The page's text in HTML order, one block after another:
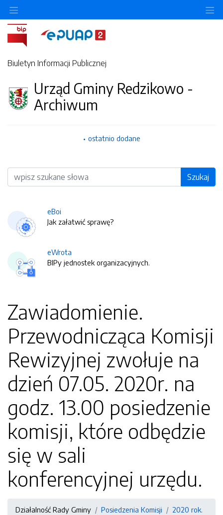
Biuletyn Informacji Publicznej
Urząd Gminy Redzikowo -
Archiwum
ostatnio dodane
Wyszukiwarka Szukaj
eBoi
Jak załatwić sprawę?
eWrota
BIPy jednostek organizacyjnych.
Zawiadomienie.
Przewodnicząca Komisji
Rewizyjnej zwołuje na
dzień 07.05. 2020r. na
godz. 13.00 posiedzenie
komisji, które odbędzie
się w sali
konferencyjnej urzędu.
Działalność Rady Gminy Posiedzenia Komisji
2020 rok.